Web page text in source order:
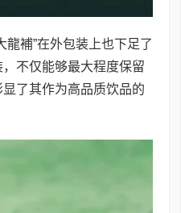
龍補”在外包装上也下足了
不仅能够最大程度保留
了其作为高品质饮品的